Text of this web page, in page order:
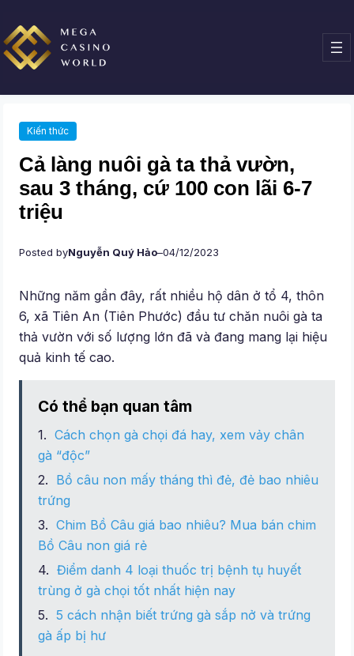
đến
phần
nội
dung
Kiến thức
Cả làng nuôi gà ta thả vườn,
sau 3 tháng, cứ 100 con lãi 6-7
triệu
Posted byNguyễn Quý Hảo–04/12/2023
Những năm gần đây, rất nhiều hộ dân ở tổ 4, thôn
6, xã Tiên An (Tiên Phước) đầu tư chăn nuôi gà ta
thả vườn với số lượng lớn đã và đang mang lại hiệu
quả kinh tế cao.
Có thể bạn quan tâm
Cách chọn gà chọi đá hay, xem vảy chân
gà “độc”
Bồ câu non mấy tháng thì đẻ, đẻ bao nhiêu
trứng
Chim Bồ Câu giá bao nhiêu? Mua bán chim
Bồ Câu non giá rẻ
Điểm danh 4 loại thuốc trị bệnh tụ huyết
trùng ở gà chọi tốt nhất hiện nay
5 cách nhận biết trứng gà sắp nở và trứng
gà ấp bị hư